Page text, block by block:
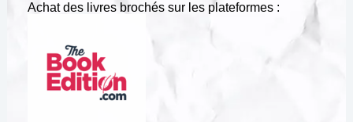
Achat des livres brochés sur les plateformes :